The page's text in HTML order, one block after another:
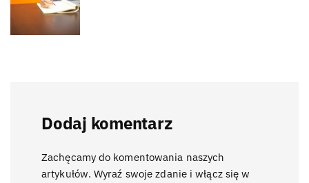
Dodaj komentarz
Zachęcamy do komentowania naszych
artykułów. Wyraź swoje zdanie i włącz się w